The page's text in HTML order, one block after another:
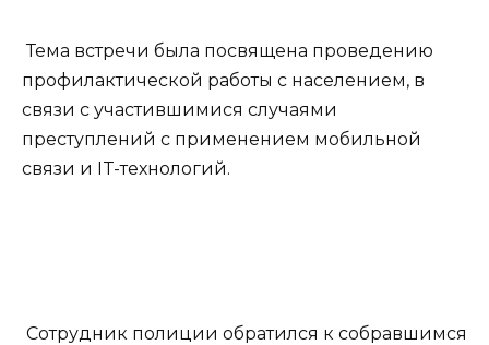
Тема встречи была посвящена проведению
профилактической работы с населением, в
связи с участившимися случаями
преступлений с применением мобильной
связи и IT-технологий.
Сотрудник полиции обратился к собравшимся